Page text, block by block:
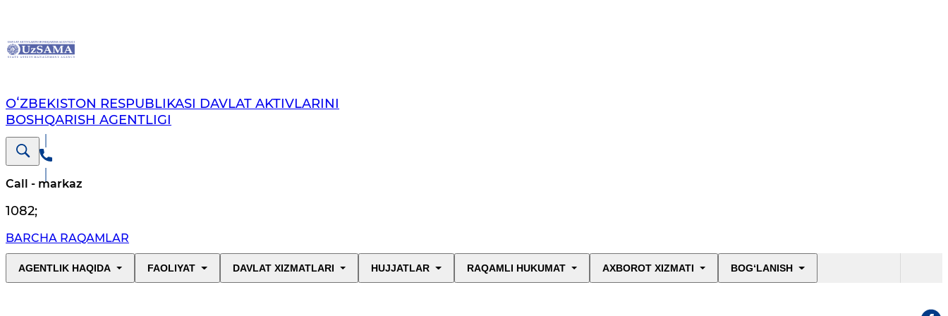
OʻZBEKISTON RESPUBLIKASI DAVLAT AKTIVLARINI
BOSHQARISH AGENTLIGI
Call - markaz
1082;
BARCHA RAQAMLAR
AGENTLIK HAQIDA FAOLIYAT DAVLAT XIZMATLARI HUJJATLAR RAQAMLI HUKUMAT AXBOROT XIZMATI BOG‘LANISH